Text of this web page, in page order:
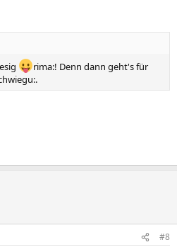
rima:! Denn dann geht's für
#8